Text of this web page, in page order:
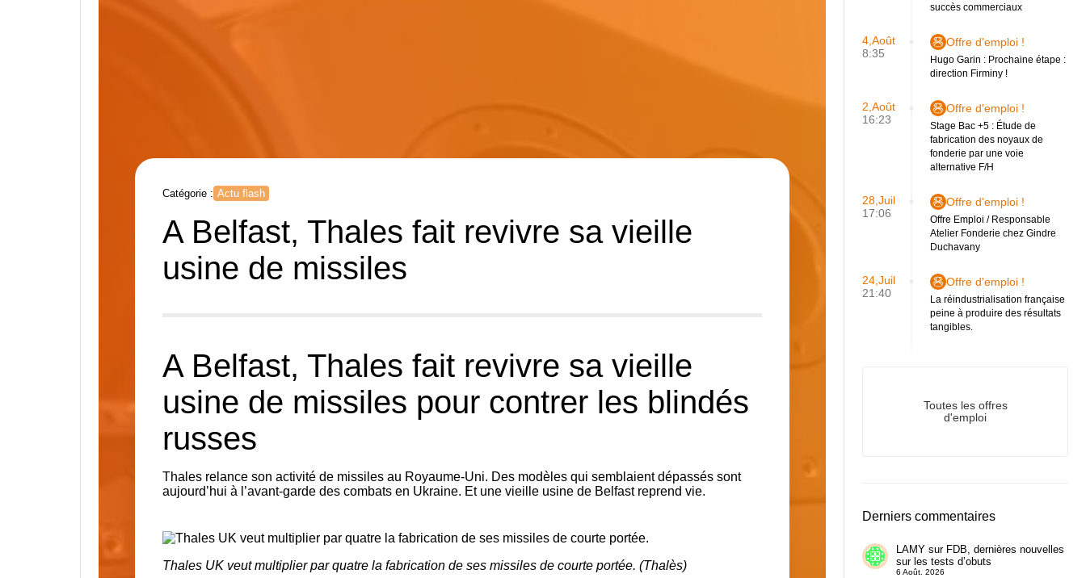
Catégorie : Actu flash
A Belfast, Thales fait revivre sa vieille
usine de missiles
A Belfast, Thales fait revivre sa vieille
usine de missiles pour contrer les blindés
russes
Thales relance son activité de missiles au Royaume-Uni. Des modèles qui semblaient dépassés sont
aujourd’hui à l’avant-garde des combats en Ukraine. Et une vieille usine de Belfast reprend vie.
Thales UK veut multiplier par quatre la fabrication de ses missiles de courte portée. (Thalès)
succès commerciaux
4,Août
8:35
Offre d'emploi !
Hugo Garin : Prochaine étape :
direction Firminy !
2,Août
16:23
Offre d'emploi !
Stage Bac +5 : Étude de
fabrication des noyaux de
fonderie par une voie
alternative F/H
28,Juil
17:06
Offre d'emploi !
Offre Emploi / Responsable
Atelier Fonderie chez Gindre
Duchavany
24,Juil
21:40
Offre d'emploi !
La réindustrialisation française
peine à produire des résultats
tangibles.
Toutes les offres
d'emploi
Derniers commentaires
LAMYsur FDB, dernières nouvelles
sur les tests d’obuts
6 Août. 2026